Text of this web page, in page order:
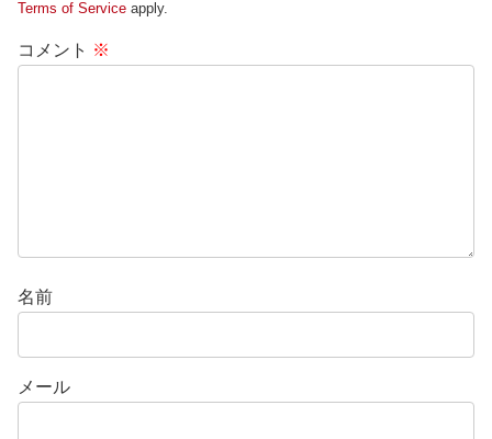
Terms of Service apply.
コメント ※
名前
メール